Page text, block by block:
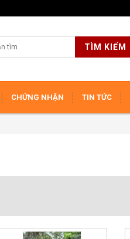
TÌM KIẾM
CHỨNG NHẬN TIN TỨC